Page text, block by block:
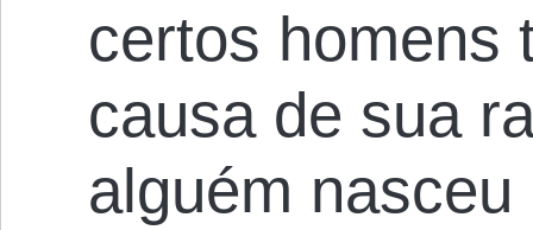
certos homens
causa de sua
alguém